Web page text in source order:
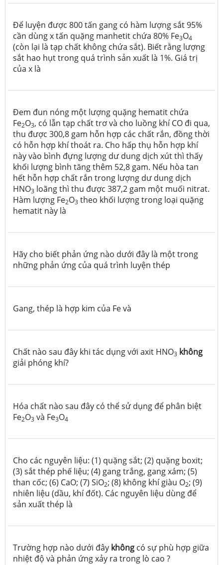
Để luyện được 800 tấn gang có hàm lượng sắt 95%
cần dùng x tấn quặng manhetit chứa 80% Fe3O4
(còn lại là tạp chất không chứa sắt). Biết rằng lượng
sắt hao hụt trong quá trình sản xuất là 1%. Giá trị
của x là
Đem đun nóng một lượng quặng hematit chứa
Fe2O3, có lẫn tạp chất trơ và cho luồng khí CO đi qua,
thu được 300,8 gam hỗn hợp các chất rắn, đồng thời
có hỗn hợp khí thoát ra. Cho hấp thụ hỗn hợp khí
này vào bình đựng lượng dư dung dịch xút thì thấy
khối lượng bình tăng thêm 52,8 gam. Nếu hòa tan
hết hỗn hợp chất rắn trong lượng dư dung dịch
HNO3 loãng thì thu được 387,2 gam một muối nitrat.
Hàm lượng Fe2O3 theo khối lượng trong loại quặng
hematit này là
Hãy cho biết phản ứng nào dưới đây là một trong
những phản ứng của quá trình luyện thép
Gang, thép là hợp kim của Fe và
Chất nào sau đây khi tác dụng với axit HNO3 không
giải phóng khí?
Hóa chất nào sau đây có thể sử dụng để phân biệt
Fe2O3 và Fe3O4
Cho các nguyên liệu: (1) quặng sắt; (2) quặng boxit;
(3) sắt thép phế liệu; (4) gang trắng, gang xám; (5)
than cốc; (6) CaO; (7) SiO2; (8) không khí giàu O2; (9)
nhiên liệu (dầu, khí đốt). Các nguyên liệu dùng để
sản xuất thép là
Trường hợp nào dưới đây không có sự phù hợp giữa
nhiệt độ và phản ứng xảy ra trong lò cao ?